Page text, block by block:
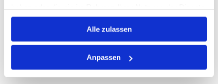
gesammelt haben.
Alle zulassen
Anpassen